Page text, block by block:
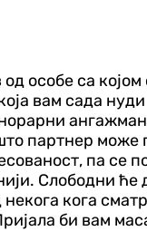
од особе са
вам сада
партнер може
па се
Слободни ће
кога
би вам